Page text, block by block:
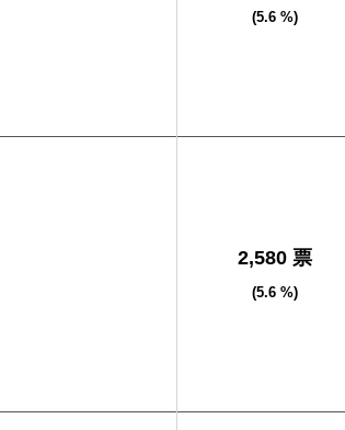
(5.6 %)
2,580 票
(5.6 %)